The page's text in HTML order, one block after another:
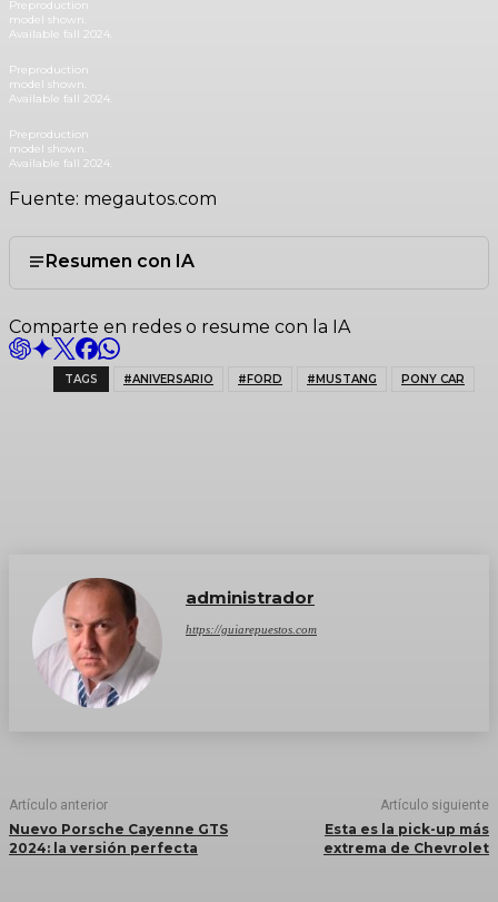
Preproduction
model shown.
Available fall 2024.
Preproduction
model shown.
Available fall 2024.
Preproduction
model shown.
Available fall 2024.
Fuente: megautos.com
Resumen con IA
Comparte en redes o resume con la IA
TAGS #ANIVERSARIO #FORD #MUSTANG PONY CAR
administrador
https://guiarepuestos.com
Artículo anterior
Nuevo Porsche Cayenne GTS
2024: la versión perfecta
Artículo siguiente
Esta es la pick-up más
extrema de Chevrolet